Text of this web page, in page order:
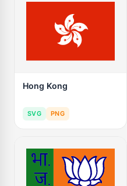
Hong Kong
SVG PNG